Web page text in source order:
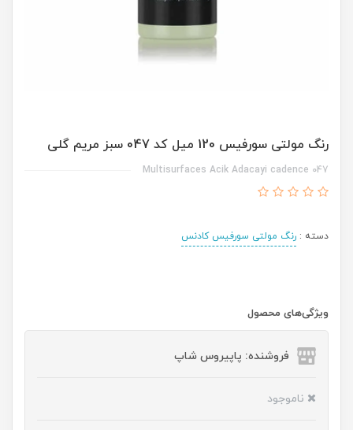
رنگ مولتی سورفیس 120 میل کد 047 سبز مریم گلی
Multisurfaces Acik Adacayi cadence 047
دسته : رنگ مولتی سورفیس کادنس
ویژگی‌های محصول
فروشنده: پاپیروس شاپ
ناموجود